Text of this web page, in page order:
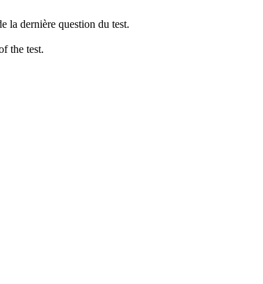
la dernière question du test.
the test.